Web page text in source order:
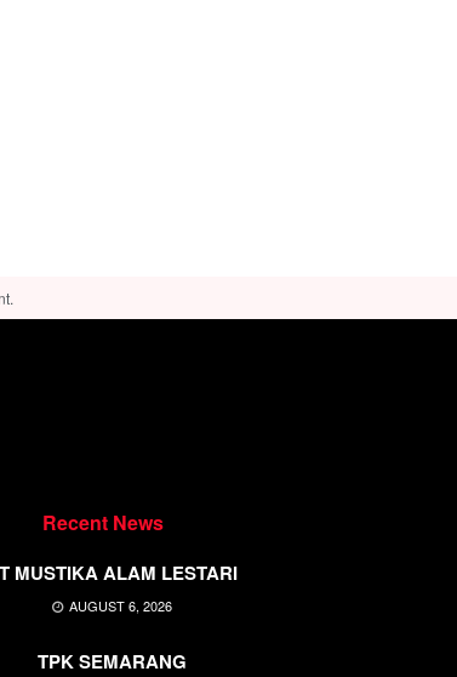
Recent News
MUSTIKA ALAM LESTARI
AUGUST 6, 2026
TPK SEMARANG